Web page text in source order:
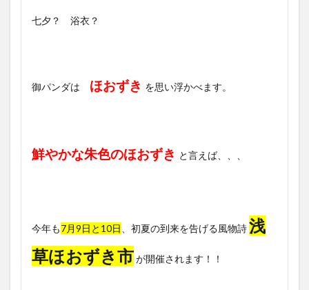
七夕？ 浴衣？
御パンダは ほおずき を思い浮かべます。
鮮やかな朱色のほおずき と言えば、、、
今年も7月9日と10日 、初夏の到来を告げる風物詩浅
草ほおずき市が開催されます！！